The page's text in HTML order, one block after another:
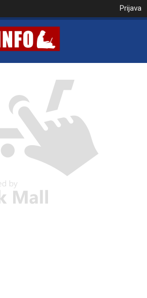
Prijava
VAŠA KOŠARICA JE